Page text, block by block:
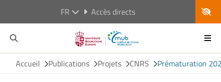
FR Accès directs
Accueil Publications Projets CNRS Prématuration